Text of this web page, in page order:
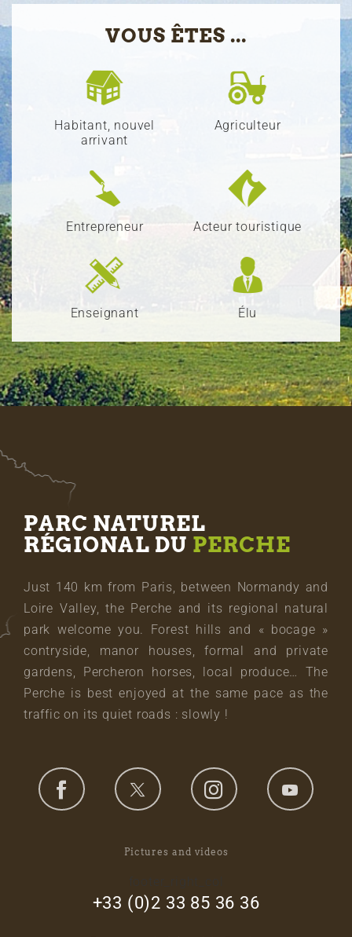
VOUS ÊTES ...
Habitant, nouvel
arrivant
Agriculteur
Entrepreneur Acteur touristique
Enseignant Élu
PARC NATUREL
RÉGIONAL DU PERCHE
Just 140 km from Paris, between Normandy and
Loire Valley, the Perche and its regional natural
park welcome you. Forest hills and « bocage »
contryside, manor houses, formal and private
gardens, Percheron horses, local produce… The
Perche is best enjoyed at the same pace as the
traffic on its quiet roads : slowly !
Pictures and videos
+33 (0)2 33 85 36 36